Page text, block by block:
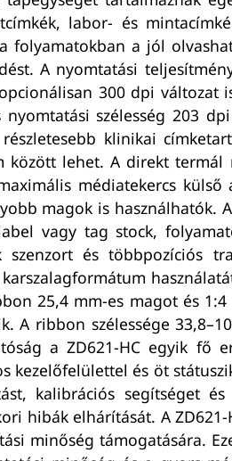
labor- és
a folyamatokban a jól
A nyomtatási
300 dpi változat
szélesség 203
klinikai
között lehet. A direkt
médiatekercs
magok is használhatók.
vagy tag stock,
és többpozíciós
karszalagformátum
25,4 mm-es magot és
A ribbon szélessége
a ZD621-HC egyik fő
kezelőfelülettel és öt
kalibrációs segítséget
hibák elhárítását. A
minőség támogatására.